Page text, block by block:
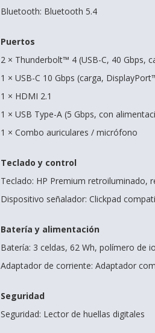
Bluetooth: Bluetooth 5.4
Puertos
2 × Thunderbolt™ 4 (USB-C, 40 Gbps,
1 × USB-C 10 Gbps (carga,
1 × HDMI 2.1
1 × USB Type-A (5 Gbps, con
1 × Combo auriculares / micrófono
Teclado y control
Teclado: HP Premium retroiluminado,
Dispositivo señalador: Clickpad
Batería y alimentación
Batería: 3 celdas, 62 Wh, polímero de
Adaptador de corriente: Adaptador
Seguridad
Seguridad: Lector de huellas digitales